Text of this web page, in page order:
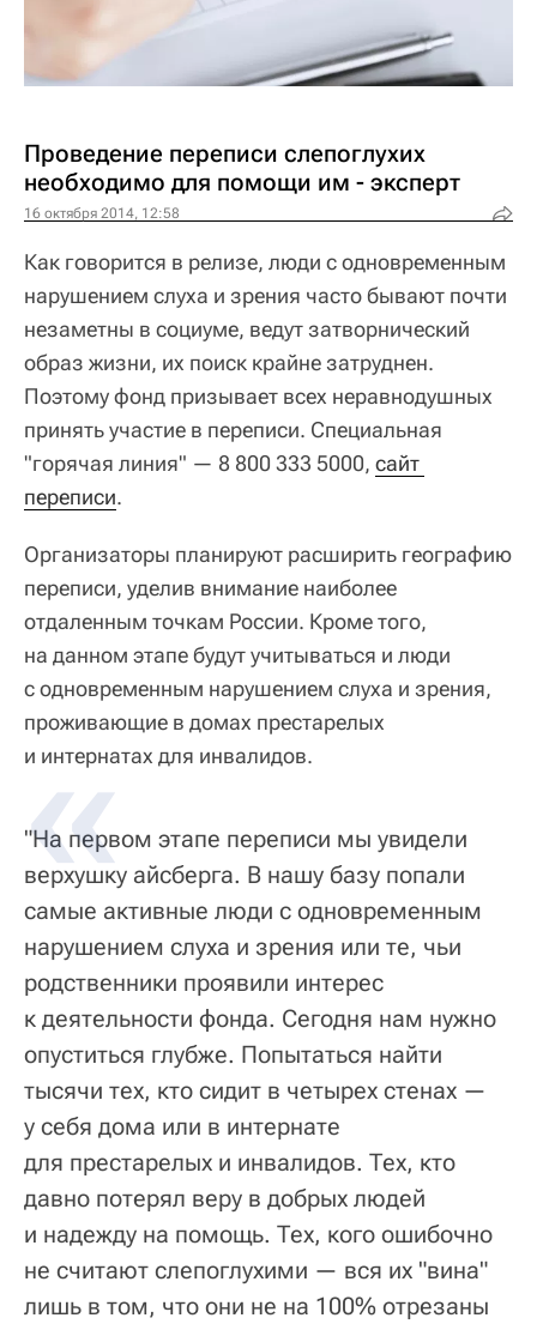
Проведение переписи слепоглухих
необходимо для помощи им - эксперт
16 октября 2014, 12:58
Как говорится в релизе, люди с одновременным
нарушением слуха и зрения часто бывают почти
незаметны в социуме, ведут затворнический
образ жизни, их поиск крайне затруднен.
Поэтому фонд призывает всех неравнодушных
принять участие в переписи. Специальная
"горячая линия" — 8 800 333 5000, сайт
переписи.
Организаторы планируют расширить географию
переписи, уделив внимание наиболее
отдаленным точкам России. Кроме того,
на данном этапе будут учитываться и люди
с одновременным нарушением слуха и зрения,
проживающие в домах престарелых
и интернатах для инвалидов.
"На первом этапе переписи мы увидели
верхушку айсберга. В нашу базу попали
самые активные люди с одновременным
нарушением слуха и зрения или те, чьи
родственники проявили интерес
к деятельности фонда. Сегодня нам нужно
опуститься глубже. Попытаться найти
тысячи тех, кто сидит в четырех стенах —
у себя дома или в интернате
для престарелых и инвалидов. Тех, кто
давно потерял веру в добрых людей
и надежду на помощь. Тех, кого ошибочно
не считают слепоглухими — вся их "вина"
лишь в том, что они не на 100% отрезаны